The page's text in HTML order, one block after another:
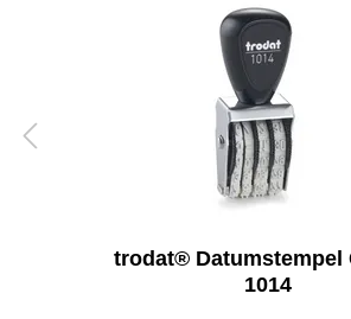
trodat® Datumstempel
1014